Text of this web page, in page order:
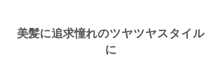
美髪に追求憧れのツヤツヤスタイル
に